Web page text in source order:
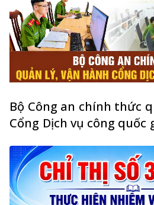
Bộ Công an chính thức
Cổng Dịch vụ công quốc